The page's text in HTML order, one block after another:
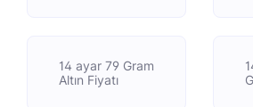
14 ayar 79 Gram
Altın Fiyatı